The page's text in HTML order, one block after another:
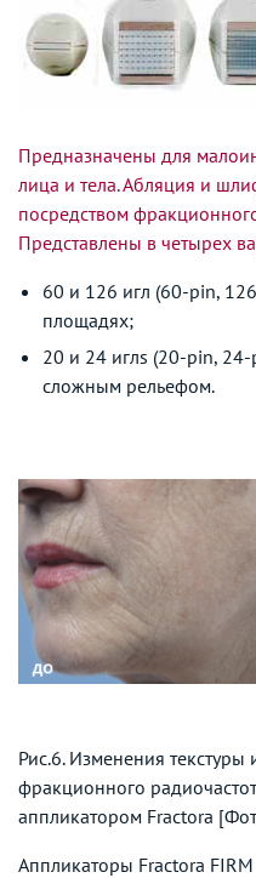
Предназначены для
лица и тела. Абляция и
посредством
Представлены в четырех
60 и 126 игл (60-pin,
площадях;
20 и 24 иглs (20-pin,
сложным рельефом.
Рис.6. Изменения
фракционного
аппликатором Fractora
Аппликаторы Fractora